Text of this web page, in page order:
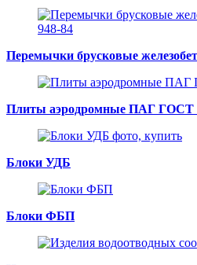
Перемычки брусковые
Плиты аэродромные ПАГ ГОСТ
Блоки УДБ
Блоки ФБП